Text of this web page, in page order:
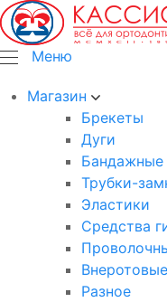
Меню
Магазин
Брекеты
Дуги
Бандажные
Трубки-
Эластики
Средства
Разное